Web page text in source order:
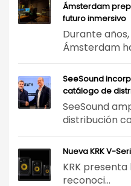
Ámsterdam
futuro inmersivo
Durante
Ámsterdam
SeeSound
catálogo de
SeeSound
distribución
Nueva KRK V-
KRK
reconoci...